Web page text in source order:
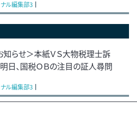
ル編集部3
知らせ＞本紙ＶＳ大物税理士訴
明日、国税ＯＢの注目の証人尋問
ル編集部3